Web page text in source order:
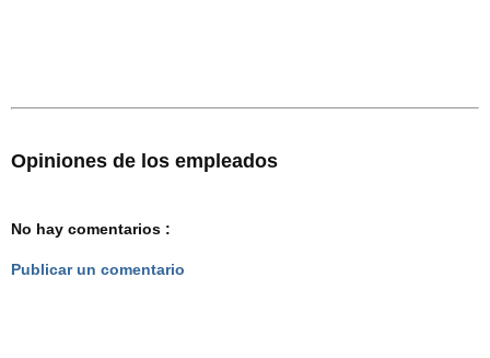
Opiniones de los empleados
No hay comentarios :
Publicar un comentario